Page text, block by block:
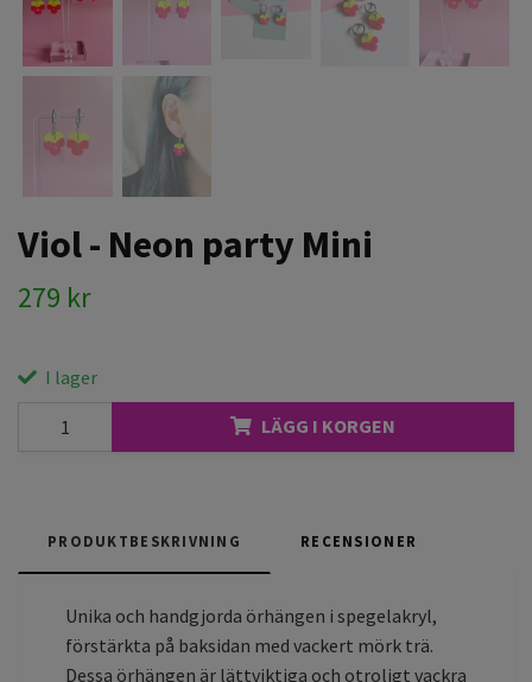
Viol - Neon party Mini
279 kr
I lager
LÄGG I KORGEN
PRODUKTBESKRIVNING RECENSIONER
Unika och handgjorda örhängen i spegelakryl,
förstärkta på baksidan med vackert mörk trä.
Dessa örhängen är lättviktiga och otroligt vackra